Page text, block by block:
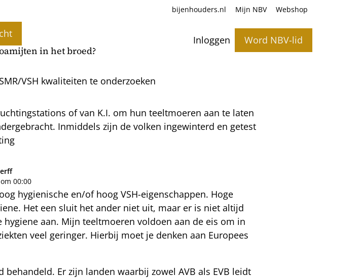
Inloggen Word NBV-lid
bijenhouders.nl Mijn NBV Webshop
in het broed?
VSH kwaliteiten te onderzoeken
of van K.I. om hun teeltmoeren aan te laten
Inmiddels zijn de volken ingewinterd en getest
00:00
hygienische en/of hoog VSH-eigenschappen. Hoge
Het een sluit het ander niet uit, maar er is niet altijd
aan. Mijn teeltmoeren voldoen aan de eis om in
veel geringer. Hierbij moet je denken aan Europees
Er zijn landen waarbij zowel AVB als EVB leidt